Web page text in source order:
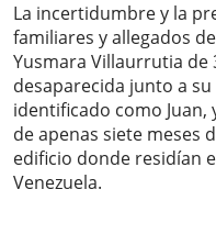
La incertidumbre y la
familiares y allegados
Yusmara Villaurrutia de
desaparecida junto a
identificado como Juan,
de apenas siete meses
edificio donde residían
Venezuela.